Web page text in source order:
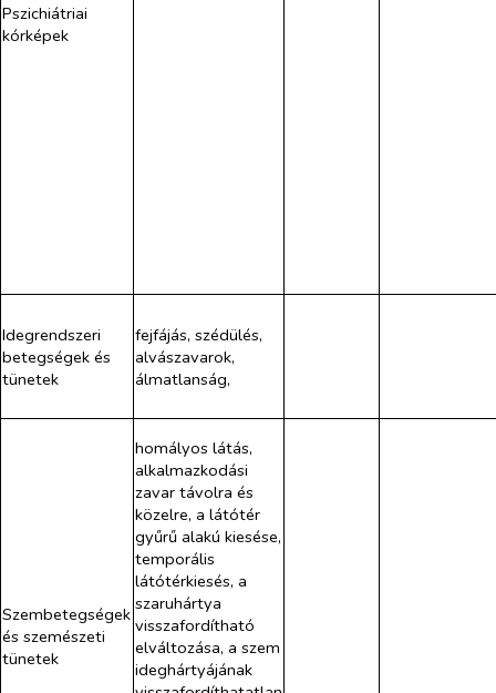
Pszichiátriai
kórképek
Idegrendszeri
betegségek és
tünetek
fejfájás, szédülés,
alvászavarok,
álmatlanság,
Szembetegségek
és szemészeti
tünetek
homályos látás,
alkalmazkodási
zavar távolra és
közelre, a látótér
gyűrű alakú kiesése,
temporális
látótérkiesés, a
szaruhártya
visszafordítható
elváltozása, a szem
ideghártyájának